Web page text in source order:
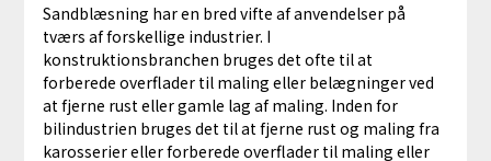
Sandblæsning har en bred vifte af anvendelser på
tværs af forskellige industrier. I
konstruktionsbranchen bruges det ofte til at
forberede overflader til maling eller belægninger ved
at fjerne rust eller gamle lag af maling. Inden for
bilindustrien bruges det til at fjerne rust og maling fra
karosserier eller forberede overflader til maling eller